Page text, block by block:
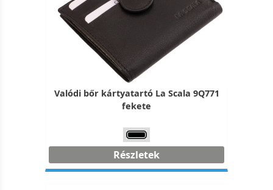
Valódi bőr kártyatartó La Scala 9Q771
fekete
Részletek